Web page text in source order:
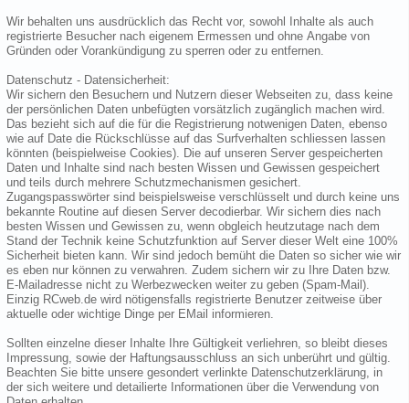
Wir behalten uns ausdrücklich das Recht vor, sowohl Inhalte als auch
registrierte Besucher nach eigenem Ermessen und ohne Angabe von
Gründen oder Vorankündigung zu sperren oder zu entfernen.
Datenschutz - Datensicherheit:
Wir sichern den Besuchern und Nutzern dieser Webseiten zu, dass keine
der persönlichen Daten unbefügten vorsätzlich zugänglich machen wird.
Das bezieht sich auf die für die Registrierung notwenigen Daten, ebenso
wie auf Date die Rückschlüsse auf das Surfverhalten schliessen lassen
könnten (beispielweise Cookies). Die auf unseren Server gespeicherten
Daten und Inhalte sind nach besten Wissen und Gewissen gespeichert
und teils durch mehrere Schutzmechanismen gesichert.
Zugangspasswörter sind beispielsweise verschlüsselt und durch keine uns
bekannte Routine auf diesen Server decodierbar. Wir sichern dies nach
besten Wissen und Gewissen zu, wenn obgleich heutzutage nach dem
Stand der Technik keine Schutzfunktion auf Server dieser Welt eine 100%
Sicherheit bieten kann. Wir sind jedoch bemüht die Daten so sicher wie wir
es eben nur können zu verwahren. Zudem sichern wir zu Ihre Daten bzw.
E-Mailadresse nicht zu Werbezwecken weiter zu geben (Spam-Mail).
Einzig RCweb.de wird nötigensfalls registrierte Benutzer zeitweise über
aktuelle oder wichtige Dinge per EMail informieren.
Sollten einzelne dieser Inhalte Ihre Gültigkeit verliehren, so bleibt dieses
Impressung, sowie der Haftungsausschluss an sich unberührt und gültig.
Beachten Sie bitte unsere gesondert verlinkte Datenschutzerklärung, in
der sich weitere und detailierte Informationen über die Verwendung von